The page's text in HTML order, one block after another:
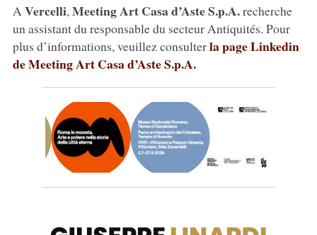
A Vercelli, Meeting Art Casa d’Aste S.p.A.recherche
un assistant du responsable du secteur Antiquités. Pour
plus d’informations, veuillez consulterla page Linkedin
de Meeting Art Casa d’Aste S.p.A.